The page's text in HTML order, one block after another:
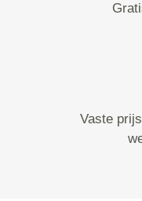
Vaste